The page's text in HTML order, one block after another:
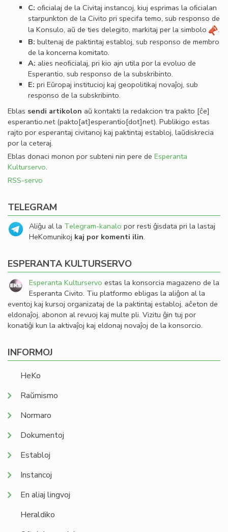
C: oﬁcialaj de la Civitaj instancoj, kiuj esprimas la oﬁcialan
starpunkton de la Civito pri specifa temo, sub responso de
la Konsulo, aŭ de ties delegito, markitaj per la simbolo
.
B: bultenaj de paktintaj establoj, sub responso de membro
de la koncerna komitato.
A: alies neoﬁcialaj, pri kio ajn utila por la evoluo de
Esperantio, sub responso de la subskribinto.
E: pri Eŭropaj institucioj kaj geopolitikaj novaĵoj, sub
responso de la subskribinto.
Eblas sendi artikolon aŭ kontakti la redakcion tra pakto [ĉe]
esperantio.net(pakto[at]esperantio[dot]net). Publikigo estas
rajto por esperantaj civitanoj kaj paktintaj establoj, laŭdiskrecia
por la ceteraj.
Eblas donaci monon por subteni nin pere de Esperanta
Kulturservo.
RSS-servo
TELEGRAM
Aliĝu al la Telegram-kanalo por resti ĝisdata pri la lastaj
HeKomunikoj kaj por komenti ilin.
ESPERANTA KULTURSERVO
Esperanta Kulturservo estas la konsorcia magazeno de la
Esperanta Civito. Tiu platformo ebligas la aliĝon al la
eventoj kaj kursoj organizataj de la paktintaj establoj, aĉeton de
eldonaĵoj, abonon al revuoj kaj multe pli. Vizitu ĝin tuj por
konatiĝi kun la aktivaĵoj kaj eldonaj novaĵoj de la konsorcio.
INFORMOJ
HeKo
Raŭmismo
Normaro
Dokumentoj
Establoj
Instancoj
En aliaj lingvoj
Heraldiko